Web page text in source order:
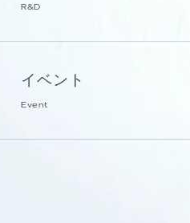
R&D
イベント
Event